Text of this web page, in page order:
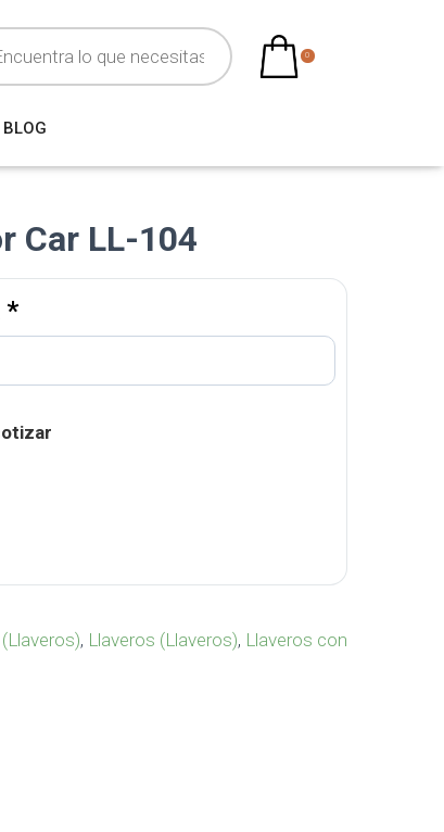
0
BLOG
Car LL-104
*
, Llaveros (Llaveros), Llaveros con